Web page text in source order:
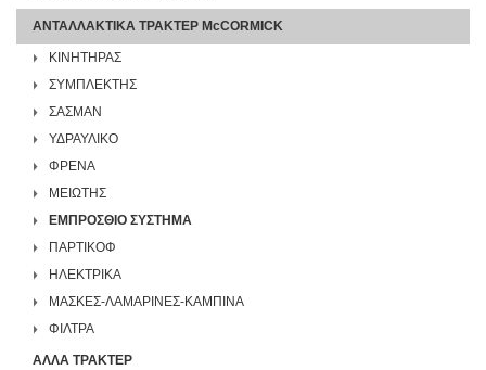
ΑΝΤΑΛΛΑΚΤΙΚΑ ΤΡΑΚΤΕΡ McCORMICK
ΚΙΝΗΤΗΡΑΣ
ΣΥΜΠΛΕΚΤΗΣ
ΣΑΣΜΑΝ
ΥΔΡΑΥΛΙΚΟ
ΦΡΕΝΑ
ΜΕΙΩΤΗΣ
ΕΜΠΡΟΣΘΙΟ ΣΥΣΤΗΜΑ
ΠΑΡΤΙΚΟΦ
ΗΛΕΚΤΡΙΚΑ
ΜΑΣΚΕΣ-ΛΑΜΑΡΙΝΕΣ-ΚΑΜΠΙΝΑ
ΦΙΛΤΡΑ
ΑΛΛΑ ΤΡΑΚΤΕΡ